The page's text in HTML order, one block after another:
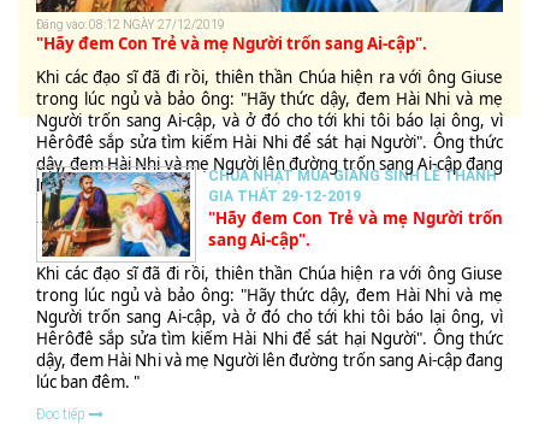
Đăng vào: 08:12 NGÀY 27/12/2019
"Hãy đem Con Trẻ và mẹ Người trốn sang Ai-cập".
Khi các đạo sĩ đã đi rồi, thiên thần Chúa hiện ra với ông Giuse
trong lúc ngủ và bảo ông: "Hãy thức dậy, đem Hài Nhi và mẹ
Người trốn sang Ai-cập, và ở đó cho tới khi tôi báo lại ông, vì
Hêrôđê sắp sửa tìm kiếm Hài Nhi để sát hại Người". Ông thức
dậy, đem Hài Nhi và mẹ Người lên đường trốn sang Ai-cập đang
lúc ban đêm. "
...Đọc tiếp
CHÚA NHẬT MÙA GIÁNG SINH LỄ THÁNH
GIA THẤT 29-12-2019
"Hãy đem Con Trẻ và mẹ Người trốn
sang Ai-cập".
Khi các đạo sĩ đã đi rồi, thiên thần Chúa hiện ra với ông Giuse
trong lúc ngủ và bảo ông: "Hãy thức dậy, đem Hài Nhi và mẹ
Người trốn sang Ai-cập, và ở đó cho tới khi tôi báo lại ông, vì
Hêrôđê sắp sửa tìm kiếm Hài Nhi để sát hại Người". Ông thức
dậy, đem Hài Nhi và mẹ Người lên đường trốn sang Ai-cập đang
lúc ban đêm. "
Đọc tiếp